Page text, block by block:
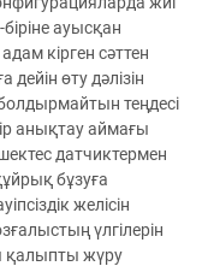
ауысқан
кірген сәттен
өту дәлізін
теңдесі
анықтау аймағы
датчиктермен
бұзуға
желісін
үлгілерін
қалыпты жүру